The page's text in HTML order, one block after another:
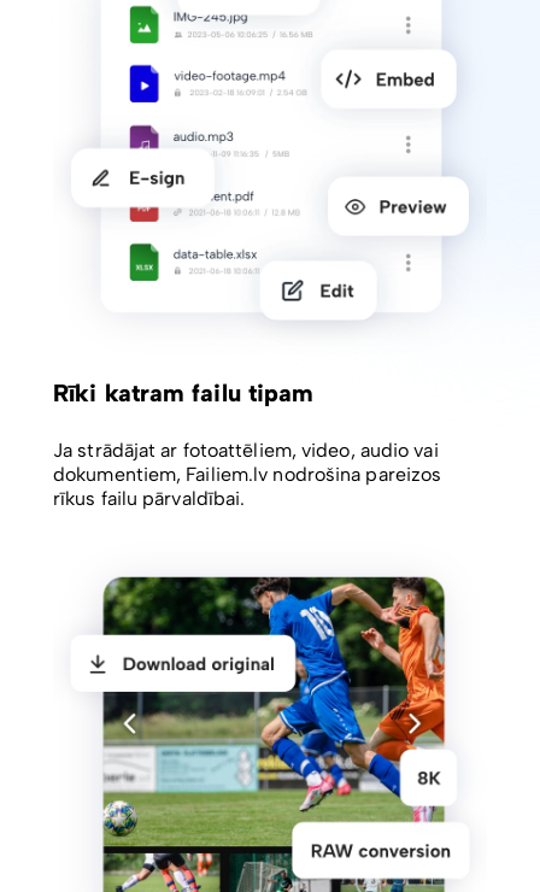
Rīki katram failu tipam
Ja strādājat ar fotoattēliem, video, audio vai
dokumentiem, Failiem.lv nodrošina pareizos
rīkus failu pārvaldībai.